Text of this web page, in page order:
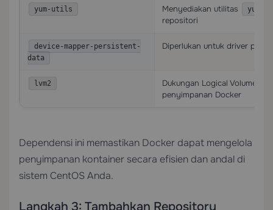
yum-utils Menyediakan utilitas yum-
repositori
device-mapper-persistent-
data
Diperlukan untuk driver
lvm2
Dukungan Logical Volume
penyimpanan Docker
Dependensi ini memastikan Docker dapat mengelola
penyimpanan kontainer secara efisien dan andal di
sistem CentOS Anda.
Langkah 3: Tambahkan Repository